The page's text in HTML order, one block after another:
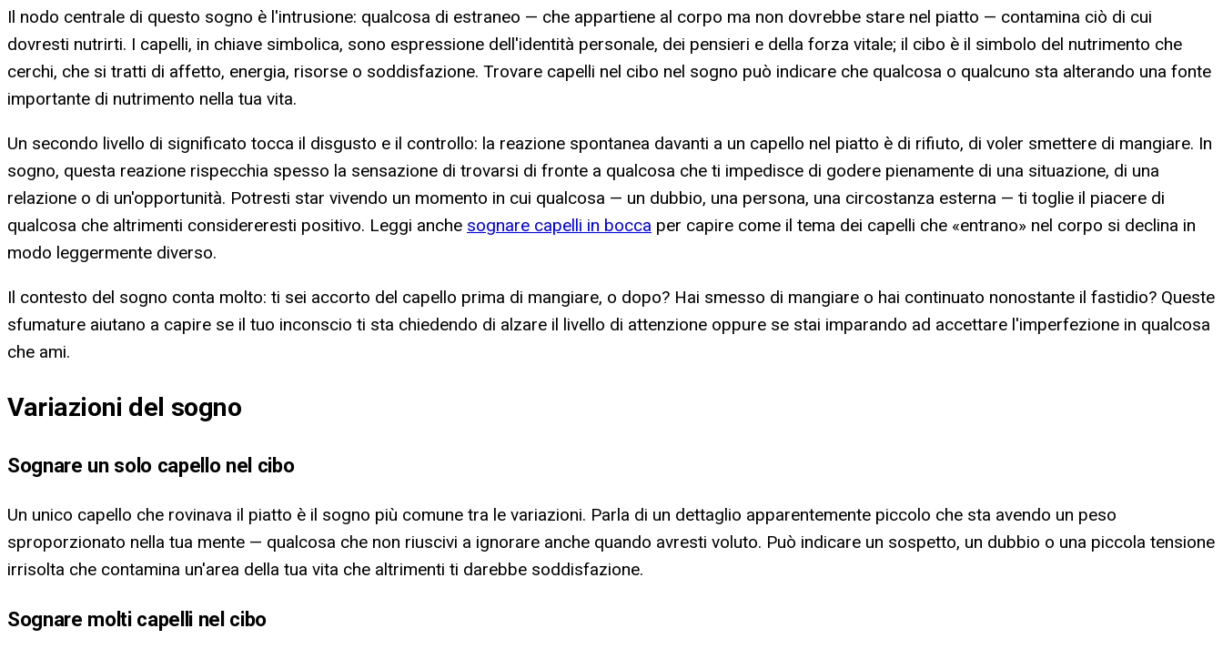
Il nodo centrale di questo sogno è l'intrusione: qualcosa di estraneo — che appartiene al corpo ma non dovrebbe stare nel piatto — contamina ciò di cui
dovresti nutrirti. I capelli, in chiave simbolica, sono espressione dell'identità personale, dei pensieri e della forza vitale; il cibo è il simbolo del nutrimento che
cerchi, che si tratti di affetto, energia, risorse o soddisfazione. Trovare capelli nel cibo nel sogno può indicare che qualcosa o qualcuno sta alterando una fonte
importante di nutrimento nella tua vita.
Un secondo livello di significato tocca il disgusto e il controllo: la reazione spontanea davanti a un capello nel piatto è di rifiuto, di voler smettere di mangiare. In
sogno, questa reazione rispecchia spesso la sensazione di trovarsi di fronte a qualcosa che ti impedisce di godere pienamente di una situazione, di una
relazione o di un'opportunità. Potresti star vivendo un momento in cui qualcosa — un dubbio, una persona, una circostanza esterna — ti toglie il piacere di
qualcosa che altrimenti considereresti positivo. Leggi anche sognare capelli in bocca per capire come il tema dei capelli che «entrano» nel corpo si declina in
modo leggermente diverso.
Il contesto del sogno conta molto: ti sei accorto del capello prima di mangiare, o dopo? Hai smesso di mangiare o hai continuato nonostante il fastidio? Queste
sfumature aiutano a capire se il tuo inconscio ti sta chiedendo di alzare il livello di attenzione oppure se stai imparando ad accettare l'imperfezione in qualcosa
che ami.
Variazioni del sogno
Sognare un solo capello nel cibo
Un unico capello che rovinava il piatto è il sogno più comune tra le variazioni. Parla di un dettaglio apparentemente piccolo che sta avendo un peso
sproporzionato nella tua mente — qualcosa che non riuscivi a ignorare anche quando avresti voluto. Può indicare un sospetto, un dubbio o una piccola tensione
irrisolta che contamina un'area della tua vita che altrimenti ti darebbe soddisfazione.
Sognare molti capelli nel cibo